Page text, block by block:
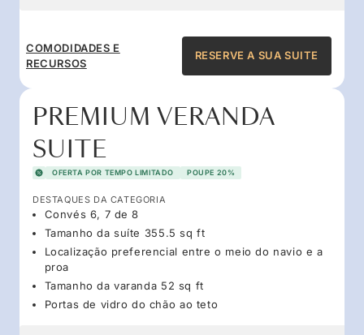
COMODIDADES E
RECURSOS
RESERVE A SUA SUITE
PREMIUM VERANDA
SUITE
OFERTA POR TEMPO LIMITADO POUPE 20%
DESTAQUES DA CATEGORIA
Convés 6, 7 de 8
Tamanho da suíte 355.5 sq ft
Localização preferencial entre o meio do navio e a
proa
Tamanho da varanda 52 sq ft
Portas de vidro do chão ao teto